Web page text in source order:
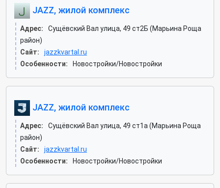
JAZZ, жилой комплекс
Адрес:
Сущёвский Вал улица, 49 ст2Б (Марьина Роща
район)
Сайт:
jazzkvartal.ru
Особенности:
Новостройки/Новостройки
JAZZ, жилой комплекс
Адрес:
Сущёвский Вал улица, 49 ст1а (Марьина Роща
район)
Сайт:
jazzkvartal.ru
Особенности:
Новостройки/Новостройки